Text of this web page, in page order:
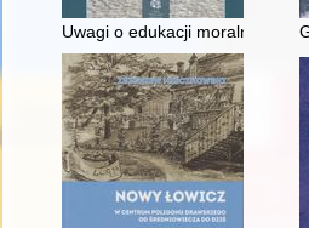
Uwagi o edukacji moralnej